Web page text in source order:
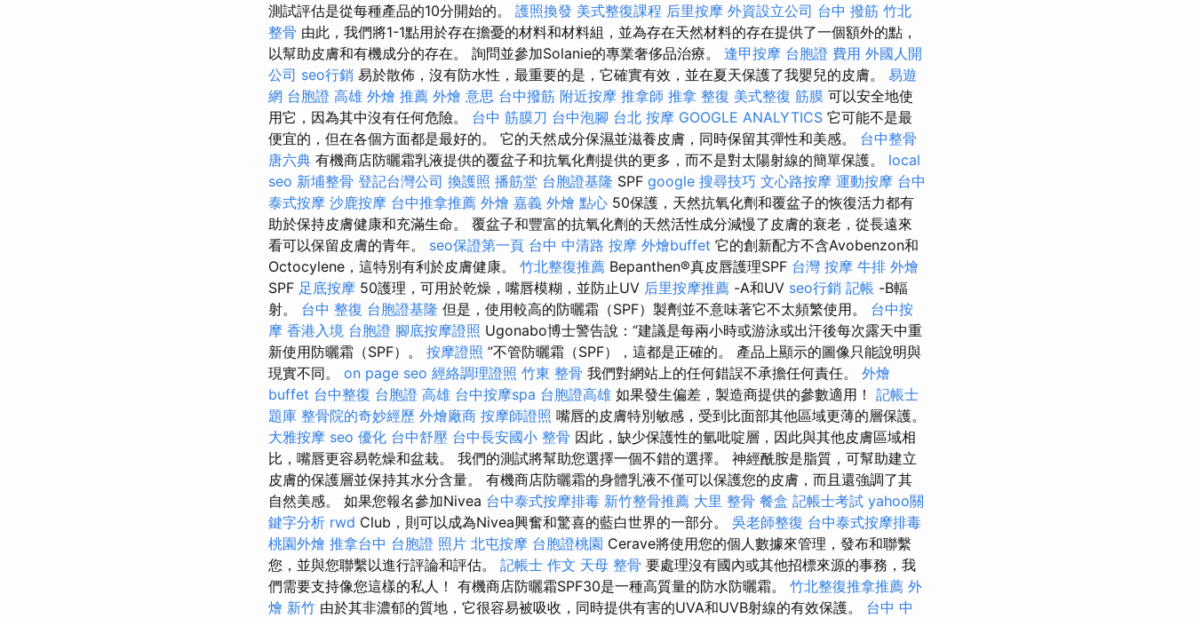
測試評估是從每種產品的10分開始的。 護照換發 美式整復課程 后里按摩 外資設立公司 台中 撥筋 竹北
整骨 由此，我們將1-1點用於存在擔憂的材料和材料組，並為存在天然材料的存在提供了一個額外的點，
以幫助皮膚和有機成分的存在。 詢問並參加Solanie的專業奢侈品治療。 逢甲按摩 台胞證 費用 外國人開
公司 seo行銷 易於散佈，沒有防水性，最重要的是，它確實有效，並在夏天保護了我嬰兒的皮膚。 易遊
網 台胞證 高雄 外燴 推薦 外燴 意思 台中撥筋 附近按摩 推拿師 推拿 整復 美式整復 筋膜 可以安全地使
用它，因為其中沒有任何危險。 台中 筋膜刀 台中泡腳 台北 按摩 GOOGLE ANALYTICS 它可能不是最
便宜的，但在各個方面都是最好的。 它的天然成分保濕並滋養皮膚，同時保留其彈性和美感。 台中整骨
唐六典 有機商店防曬霜乳液提供的覆盆子和抗氧化劑提供的更多，而不是對太陽射線的簡單保護。 local
seo 新埔整骨 登記台灣公司 換護照 播筋堂 台胞證基隆 SPF google 搜尋技巧 文心路按摩 運動按摩 台中
泰式按摩 沙鹿按摩 台中推拿推薦 外燴 嘉義 外燴 點心 50保護，天然抗氧化劑和覆盆子的恢復活力都有
助於保持皮膚健康和充滿生命。 覆盆子和豐富的抗氧化劑的天然活性成分減慢了皮膚的衰老，從長遠來
看可以保留皮膚的青年。 seo保證第一頁 台中 中清路 按摩 外燴buffet 它的創新配方不含Avobenzon和
Octocylene，這特別有利於皮膚健康。 竹北整復推薦 Bepanthen®真皮唇護理SPF 台灣 按摩 牛排 外燴
SPF 足底按摩 50護理，可用於乾燥，嘴唇模糊，並防止UV 后里按摩推薦 -A和UV seo行銷 記帳 -B輻
射。 台中 整復 台胞證基隆 但是，使用較高的防曬霜（SPF）製劑並不意味著它不太頻繁使用。 台中按
摩 香港入境 台胞證 腳底按摩證照 Ugonabo博士警告說：“建議是每兩小時或游泳或出汗後每次露天中重
新使用防曬霜（SPF）。 按摩證照 ”不管防曬霜（SPF），這都是正確的。 產品上顯示的圖像只能說明與
現實不同。 on page seo 經絡調理證照 竹東 整骨 我們對網站上的任何錯誤不承擔任何責任。 外燴
buffet 台中整復 台胞證 高雄 台中按摩spa 台胞證高雄 如果發生偏差，製造商提供的參數適用！ 記帳士
題庫 整骨院的奇妙經歷 外燴廠商 按摩師證照 嘴唇的皮膚特別敏感，受到比面部其他區域更薄的層保護。
大雅按摩 seo 優化 台中舒壓 台中長安國小 整骨 因此，缺少保護性的氫吡啶層，因此與其他皮膚區域相
比，嘴唇更容易乾燥和盆栽。 我們的測試將幫助您選擇一個不錯的選擇。 神經酰胺是脂質，可幫助建立
皮膚的保護層並保持其水分含量。 有機商店防曬霜的身體乳液不僅可以保護您的皮膚，而且還強調了其
自然美感。 如果您報名參加Nivea 台中泰式按摩排毒 新竹整骨推薦 大里 整骨 餐盒 記帳士考試 yahoo關
鍵字分析 rwd Club，則可以成為Nivea興奮和驚喜的藍白世界的一部分。 吳老師整復 台中泰式按摩排毒
桃園外燴 推拿台中 台胞證 照片 北屯按摩 台胞證桃園 Cerave將使用您的個人數據來管理，發布和聯繫
您，並與您聯繫以進行評論和評估。 記帳士 作文 天母 整骨 要處理沒有國內或其他招標來源的事務，我
們需要支持像您這樣的私人！ 有機商店防曬霜SPF30是一種高質量的防水防曬霜。 竹北整復推拿推薦 外
燴 新竹 由於其非濃郁的質地，它很容易被吸收，同時提供有害的UVA和UVB射線的有效保護。 台中 中